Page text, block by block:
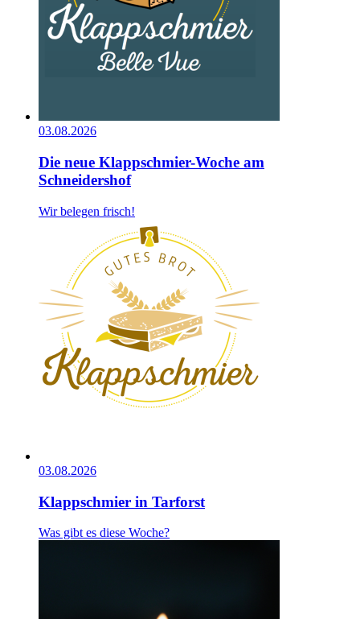
03.08.2026
Die neue Klappschmier-Woche am
Schneidershof
Wir belegen frisch!
03.08.2026
Klappschmier in Tarforst
Was gibt es diese Woche?